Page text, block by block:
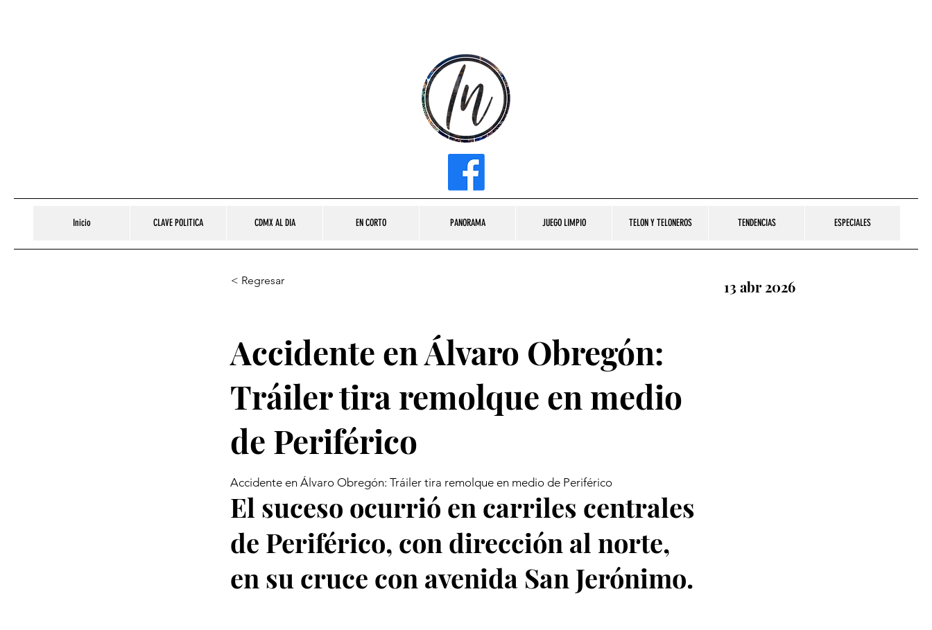
Inicio CLAVE POLITICA CDMX AL DIA EN CORTO PANORAMA JUEGO LIMPIO TELON Y TELONEROS TENDENCIAS ESPECIALES
< Regresar 13 abr 2026
Accidente en Álvaro Obregón:
Tráiler tira remolque en medio
de Periférico
Accidente en Álvaro Obregón: Tráiler tira remolque en medio de Periférico
El suceso ocurrió en carriles centrales
de Periférico, con dirección al norte,
en su cruce con avenida San Jerónimo.